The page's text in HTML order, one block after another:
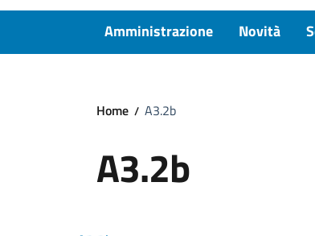
Amministrazione Novità
Home A3.2b
A3.2b